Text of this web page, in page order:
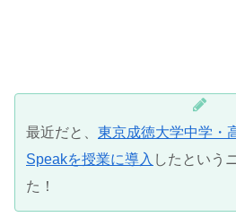
最近だと、 東京成徳大学中学・
Speakを授業に導入 したという
た！